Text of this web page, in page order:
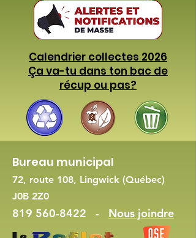
Calendrier collectes 2026
Ça va-tu dans ton bac de
récup ou pas?
Bureau municipal
72, route 108, Lingwick (Québec)
J0B 2Z0
819 560-8422 - Nous joindre